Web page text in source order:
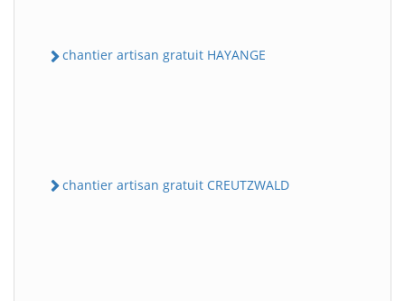
chantier artisan gratuit HAYANGE
chantier artisan gratuit CREUTZWALD